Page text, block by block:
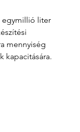
egymillió liter
mennyiség
kapacitására.